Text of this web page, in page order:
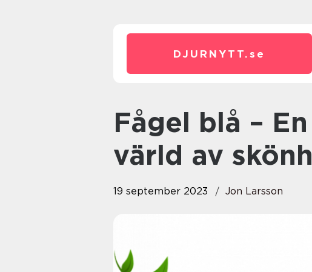
DJURNYTT. se
Fågel blå – En fascinerande
värld av
19 september 2023 Jon Larsson